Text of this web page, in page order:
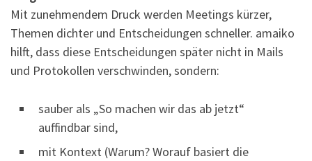
Mit zunehmendem Druck werden Meetings kürzer,
Themen dichter und Entscheidungen schneller. amaiko
hilft, dass diese Entscheidungen später nicht in Mails
und Protokollen verschwinden, sondern:
sauber als „So machen wir das ab jetzt“
auffindbar sind,
mit Kontext (Warum? Worauf basiert die